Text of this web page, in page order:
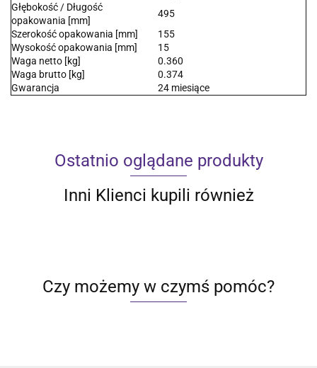
Głębokość / Długość
opakowania [mm]
495
Szerokość opakowania [mm]
155
Wysokość opakowania [mm]
15
Waga netto [kg]
0.360
Waga brutto [kg]
0.374
Gwarancja
24 miesiące
Ostatnio oglądane produkty
Inni Klienci kupili również
Czy możemy w czymś pomóc?